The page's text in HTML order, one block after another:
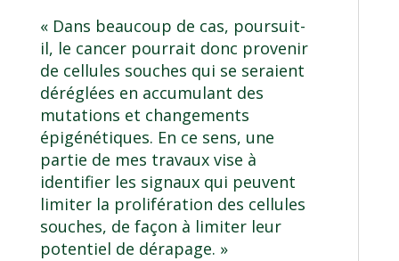
« Dans beaucoup de cas, poursuit-
il, le cancer pourrait donc provenir
de cellules souches qui se seraient
déréglées en accumulant des
mutations et changements
épigénétiques. En ce sens, une
partie de mes travaux vise à
identifier les signaux qui peuvent
limiter la prolifération des cellules
souches, de façon à limiter leur
potentiel de dérapage. »